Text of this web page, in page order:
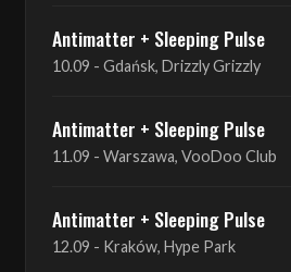
Antimatter + Sleeping Pulse
11.09 - Warszawa, VooDoo Club
Antimatter + Sleeping Pulse
12.09 - Kraków, Hype Park
Amelia Tokarska - Celtic Tales
19.09 - Brześć Kujawski, Wahadło